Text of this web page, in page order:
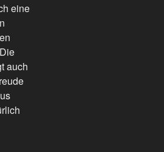
eine
auch